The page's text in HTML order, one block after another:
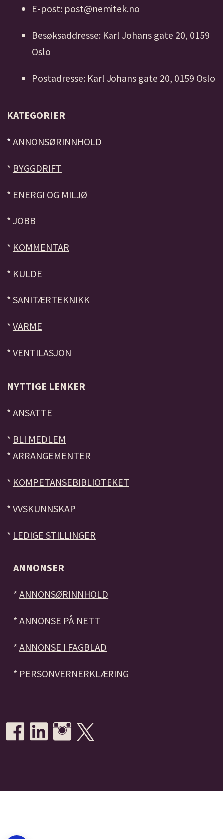
E-post: post@nemitek.no
Besøksaddresse: Karl Johans gate 20, 0159
Oslo
Postadresse: Karl Johans gate 20, 0159 Oslo
KATEGORIER
* ANNONSØRINNHOLD
* BYGGDRIFT
* ENERGI OG MILJØ
* JOBB
* KOMMENTAR
* KULDE
* SANITÆRTEKNIKK
* VARME
* VENTILASJON
NYTTIGE LENKER
* ANSATTE
* BLI MEDLEM
* ARRANGEMENTER
* KOMPETANSEBIBLIOTEKET
* VVSKUNNSKAP
* LEDIGE STILLINGER
ANNONSER
*ANNONSØRINNHOLD
*ANNONSE PÅ NETT
*ANNONSE I FAGBLAD
* PERSONVERNERKLÆRING